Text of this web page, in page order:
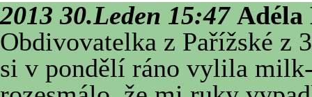
2013 30.Leden 15:47 Adéla
Obdivovatelka z Pařížské z
si v pondělí ráno vylila